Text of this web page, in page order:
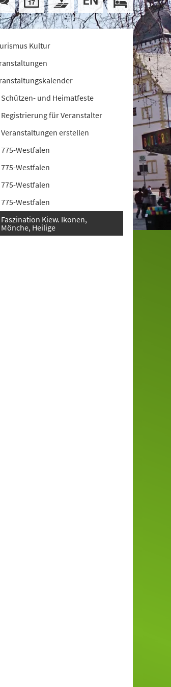
Kultur
Schützen- und Heimatfeste
Registrierung für Veranstalter
Veranstaltungen erstellen
775-Westfalen
775-Westfalen
775-Westfalen
775-Westfalen
Faszination Kiew. Ikonen,
Mönche, Heilige